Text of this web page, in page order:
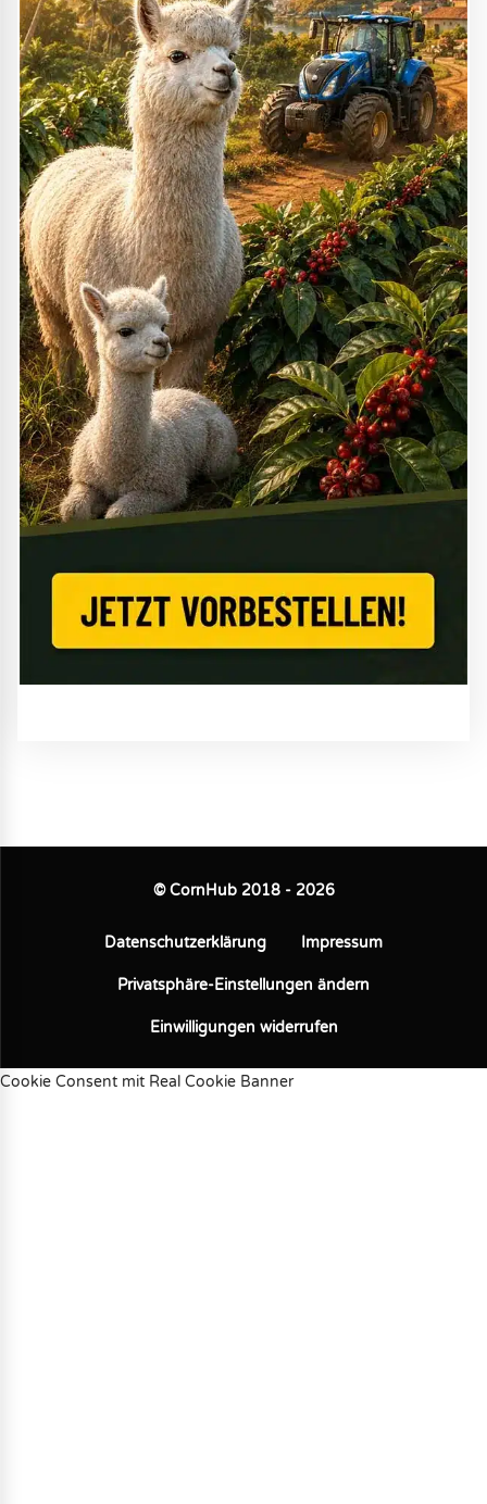
© CornHub 2018 - 2026
Datenschutzerklärung Impressum
Privatsphäre-Einstellungen ändern
Einwilligungen widerrufen
Cookie Consent mit Real Cookie Banner